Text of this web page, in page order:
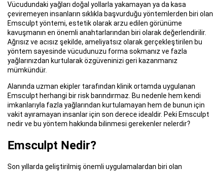
Vücudundaki yağları doğal yollarla yakamayan ya da kasa
çeviremeyen insanların sıklıkla başvurduğu yöntemlerden biri olan
Emsculpt yöntemi, estetik olarak arzu edilen görünüme
kavuşmanın en önemli anahtarlarından biri olarak değerlendirilir.
Ağrısız ve acısız şekilde, ameliyatsız olarak gerçekleştirilen bu
yöntem sayesinde vücudunuzu forma sokmanız ve fazla
yağlarınızdan kurtularak özgüveninizi geri kazanmanız
mümkündür.
Alanında uzman ekipler tarafından klinik ortamda uygulanan
Emsculpt herhangi bir risk barındırmaz. Bu nedenle hem kendi
imkanlarıyla fazla yağlarından kurtulamayan hem de bunun için
vakit ayıramayan insanlar için son derece idealdir. Peki Emsculpt
nedir ve bu yöntem hakkında bilinmesi gerekenler nelerdir?
Emsculpt Nedir?
Son yıllarda geliştirilmiş önemli uygulamalardan biri olan